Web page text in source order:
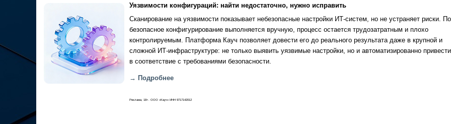
Уязвимости конфигураций: найти недостаточно, нужно исправить
Сканирование на уязвимости показывает небезопасные настройки ИТ-систем, но не устраняет риски.
безопасное конфигурирование выполняется вручную, процесс остается трудозатратным и плохо
контролируемым. Платформа Кауч позволяет довести его до реального результата даже в крупной и
сложной ИТ-инфраструктуре: не только выявить уязвимые настройки, но и автоматизированно
в соответствие с требованиями безопасности.
→ Подробнее
Реклама, 18+. ООО «Кауч» ИНН 9717142012